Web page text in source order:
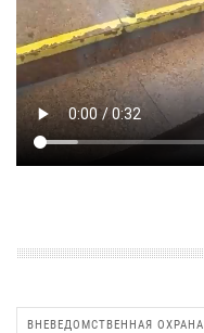
ВНЕВЕДОМСТВЕННАЯ ОХРАНА